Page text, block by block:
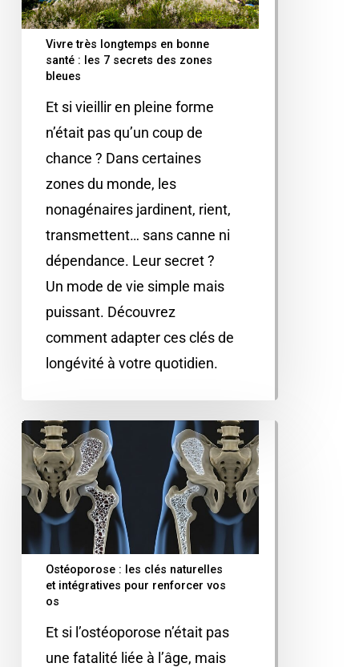
Vivre très longtemps en bonne
santé : les 7 secrets des zones
bleues
Et si vieillir en pleine forme
n’était pas qu’un coup de
chance ? Dans certaines
zones du monde, les
nonagénaires jardinent, rient,
transmettent… sans canne ni
dépendance. Leur secret ?
Un mode de vie simple mais
puissant. Découvrez
comment adapter ces clés de
longévité à votre quotidien.
Ostéoporose : les clés naturelles
et intégratives pour renforcer vos
os
Et si l’ostéoporose n’était pas
une fatalité liée à l’âge, mais